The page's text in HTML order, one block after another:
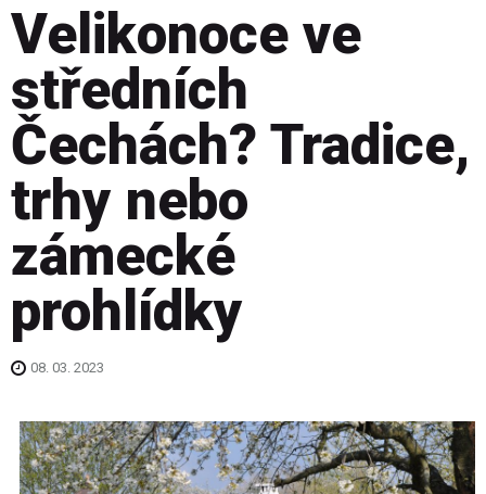
Velikonoce ve
středních
Čechách? Tradice,
trhy nebo
zámecké
prohlídky
08. 03. 2023